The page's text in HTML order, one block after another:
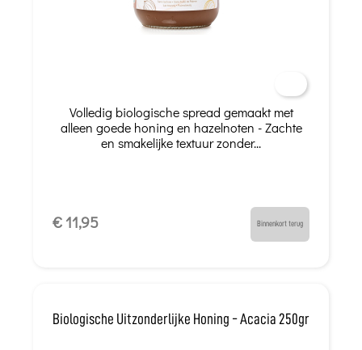
Volledig biologische spread gemaakt met
alleen goede honing en hazelnoten - Zachte
en smakelijke textuur zonder...
€ 11,95 Binnenkort terug
Biologische Uitzonderlijke Honing - Acacia 250gr